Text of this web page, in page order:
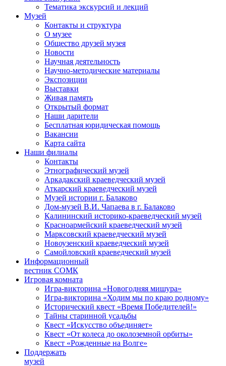
Тематика экскурсий и лекций
Музей
Контакты и структура
О музее
Общество друзей музея
Новости
Научная деятельность
Научно-методические материалы
Экспозиции
Выставки
Живая память
Открытый формат
Наши дарители
Бесплатная юридическая помощь
Вакансии
Карта сайта
Наши филиалы
Контакты
Этнографический музей
Аркадакский краеведческий музей
Аткарский краеведческий музей
Музей истории г. Балаково
Дом-музей В.И. Чапаева в г. Балаково
Калининский историко-краеведческий музей
Красноармейский краеведческий музей
Марксовский краеведческий музей
Новоузенский краеведческий музей
Самойловский краеведческий музей
Информационный
вестник СОМК
Игровая комната
Игра-викторина «Новогодняя мишура»
Игра-викторина «Ходим мы по краю родному»
Исторический квест «Время Победителей!»
Тайны старинной усадьбы
Квест «Искусство объединяет»
Квест «От колеса до околоземной орбиты»
Квест «Рожденные на Волге»
Поддержать
музей